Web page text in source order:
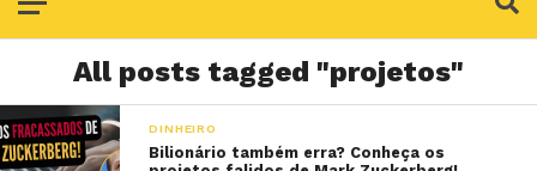
All posts tagged "projetos"
DINHEIRO
Bilionário também erra? Conheça os